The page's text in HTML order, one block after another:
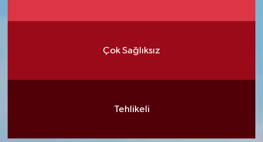
Çok Sağlıksız
Tehlikeli